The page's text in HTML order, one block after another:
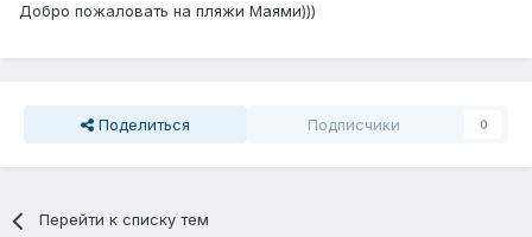
Добро пожаловать на пляжи Маями)))
Поделиться Подписчики 0
Перейти к списку тем